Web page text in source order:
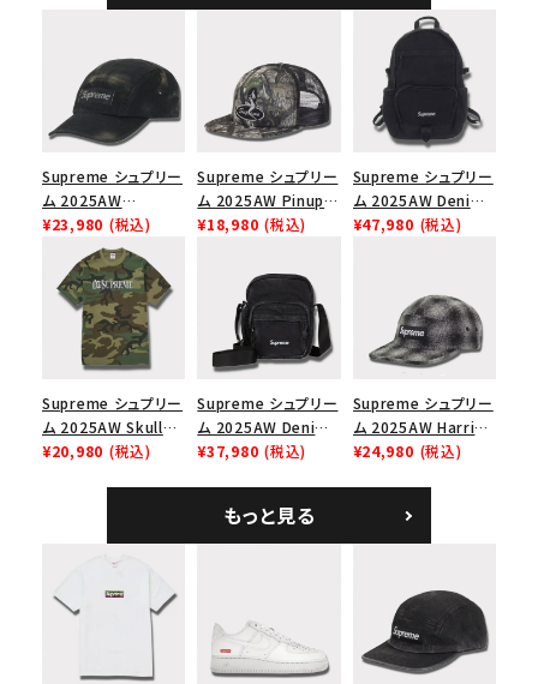
ャップ ブラック
Supreme シュプリー
ム 2025AW
Overdyed Camp
Cap オーバーダイド
キャンプキャップ ブ
ラック
¥23,980 (税込)
Supreme シュプリー
ム 2025AW Pinup
Mesh Back 5-Panel
ュバック 5パネルキャ
ップ トゥルーティン
バーHTC フォールカ
¥18,980 (税込)
Supreme シュプリー
ム 2025AW Denim
Backpack デニム バ
¥47,980 (税込)
Supreme シュプリー
ム 2025AW Skull
Tee スカル Tシャ
¥20,980 (税込)
Supreme シュプリー
ム 2025AW Denim
Shoulder Bag デニ
¥37,980 (税込)
Supreme シュプリー
ム 2025AW Harris
Tweed Camp Cap
¥24,980 (税込)
もっと見る